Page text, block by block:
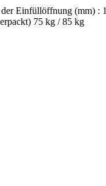
Einfüllöffnung (mm)
75 kg / 85 kg